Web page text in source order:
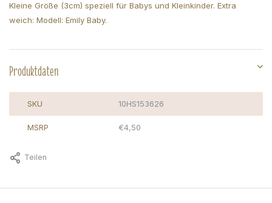
Kleine Größe (3cm) speziell für Babys und Kleinkinder. Extra
weich: Modell: Emily Baby.
Produktdaten
SKU 10HS153626
MSRP €4,50
Teilen